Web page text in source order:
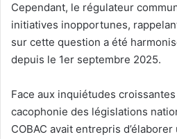
Cependant, le régulateur
initiatives inopportunes,
sur cette question a été
depuis le 1er septembre 2025.
Face aux inquiétudes
cacophonie des législations
COBAC avait entrepris